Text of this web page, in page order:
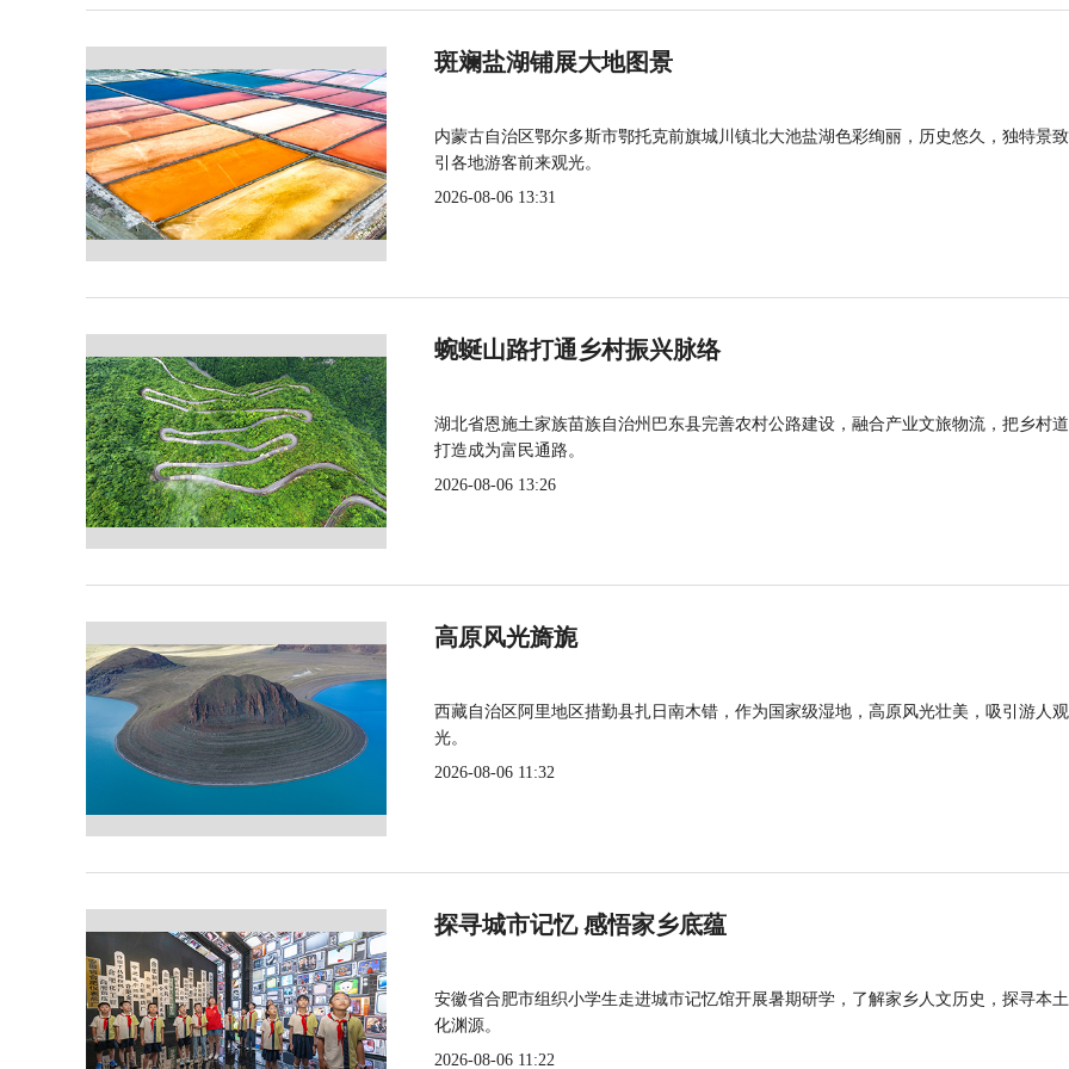
斑斓盐湖铺展大地图景
内蒙古自治区鄂尔多斯市鄂托克前旗城川镇北大池盐湖色彩绚丽，历史悠久，独特景
引各地游客前来观光。
2026-08-06 13:31
蜿蜒山路打通乡村振兴脉络
湖北省恩施土家族苗族自治州巴东县完善农村公路建设，融合产业文旅物流，把乡村
打造成为富民通路。
2026-08-06 13:26
高原风光旖旎
西藏自治区阿里地区措勤县扎日南木错，作为国家级湿地，高原风光壮美，吸引游人观
光。
2026-08-06 11:32
探寻城市记忆 感悟家乡底蕴
安徽省合肥市组织小学生走进城市记忆馆开展暑期研学，了解家乡人文历史，探寻本
化渊源。
2026-08-06 11:22